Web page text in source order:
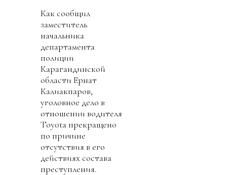
Как сообщил
заместитель
начальника
департамента
полиции
Карагандинской
области Ернат
Калиакпаров,
уголовное дело в
отношении водителя
Toyota прекращено
по причине
отсутствия в его
действиях состава
преступления.